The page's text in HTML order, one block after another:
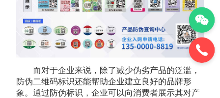
而对于企业来说，除了减少伪劣产品的泛滥，
防伪二维码标识还能帮助企业建立良好的品牌形
象。通过防伪标识，企业可以向消费者展示其对产